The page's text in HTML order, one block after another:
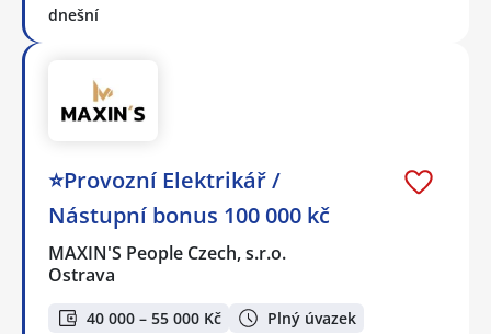
dnešní
⭐Provozní Elektrikář /
Nástupní bonus 100 000 kč
MAXIN'S People Czech, s.r.o.
Ostrava
40 000 – 55 000 Kč Plný úvazek